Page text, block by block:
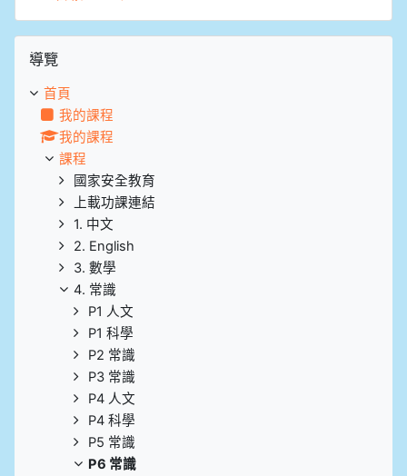
跳過導覽區塊
導覽
首頁
我的課程
我的課程
課程
國家安全教育
上載功課連結
1. 中文
2. English
3. 數學
4. 常識
P1 人文
P1 科學
P2 常識
P3 常識
P4 人文
P4 科學
P5 常識
P6 常識